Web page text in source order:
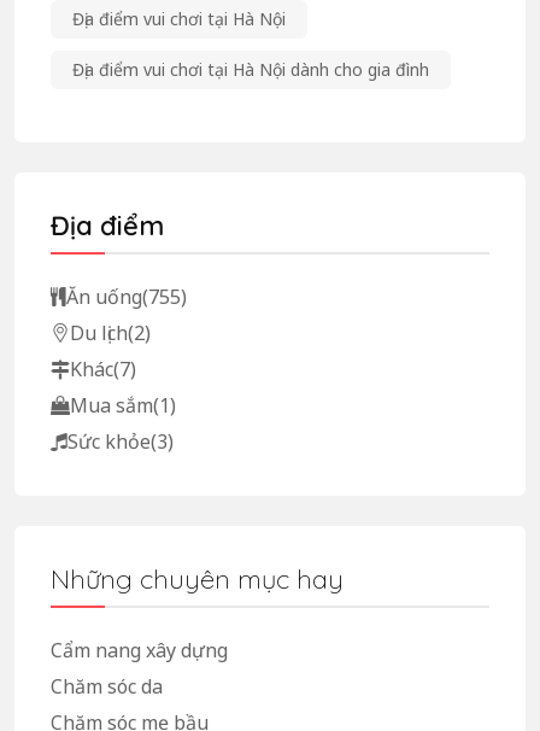
Địa điểm vui chơi tại Hà Nội
Địa điểm vui chơi tại Hà Nội dành cho gia đình
Địa điểm
Ăn uống(755)
Du lịch(2)
Khác(7)
Mua sắm(1)
Sức khỏe(3)
Những chuyên mục hay
Cẩm nang xây dựng
Chăm sóc da
Chăm sóc mẹ bầu